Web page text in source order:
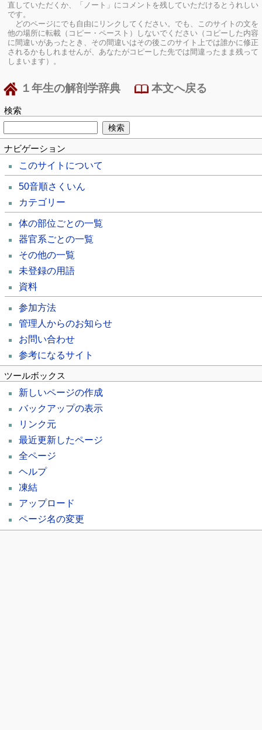
直していただくか、「ノート」にコメントを残していただけるとうれしい
です。
どのページにでも自由にリンクしてください。でも、このサイトの文を
他の場所に転載（コピー・ペースト）しないでください（コピーした内容
に間違いがあったとき、その間違いはその後このサイト上では誰かに修正
されるかもしれませんが、あなたがコピーした先では間違ったまま残って
しまいます）。
１年生の解剖学辞典 本文へ戻る
検索
ナビゲーション
このサイトについて
50音順さくいん
カテゴリー
体の部位ごとの一覧
器官系ごとの一覧
その他の一覧
未登録の用語
資料
参加方法
管理人からのお知らせ
お問い合わせ
参考になるサイト
ツールボックス
新しいページの作成
バックアップの表示
リンク元
最近更新したページ
全ページ
ヘルプ
凍結
アップロード
ページ名の変更